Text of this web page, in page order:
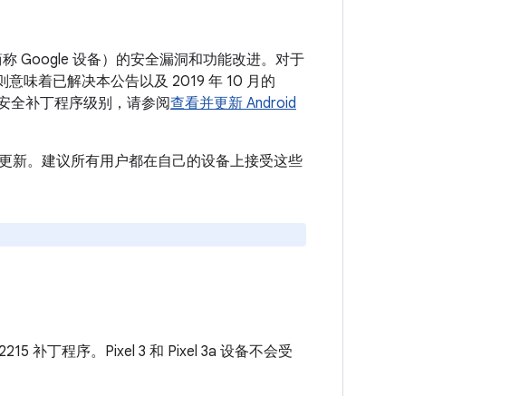
称 Google 设备）的安全漏洞和功能改进。对于
味着已解决本公告以及 2019 年 10 月的
全补丁程序级别，请参阅查看并更新 Android
新。建议所有用户都在自己的设备上接受这些
补丁程序。Pixel 3 和 Pixel 3a 设备不会受